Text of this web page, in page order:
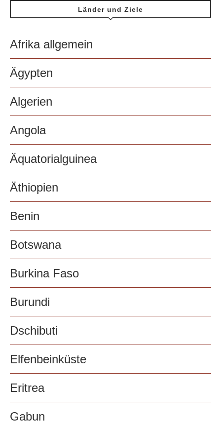
Länder und Ziele
Afrika allgemein
Ägypten
Algerien
Angola
Äquatorialguinea
Äthiopien
Benin
Botswana
Burkina Faso
Burundi
Dschibuti
Elfenbeinküste
Eritrea
Gabun